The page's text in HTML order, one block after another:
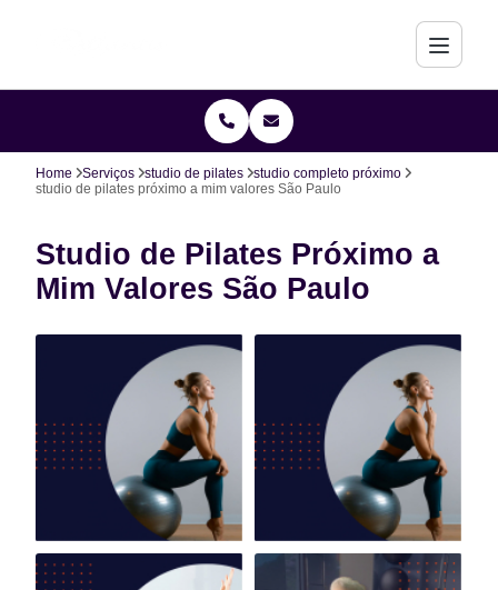
Home Serviços studio de pilates
studio completo próximo
studio de pilates próximo a mim valores São Paulo
Studio de Pilates Próximo a
Mim Valores São Paulo